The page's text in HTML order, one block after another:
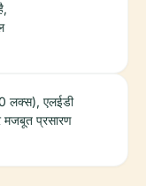
लक्स), एलईडी
मजबूत प्रसारण